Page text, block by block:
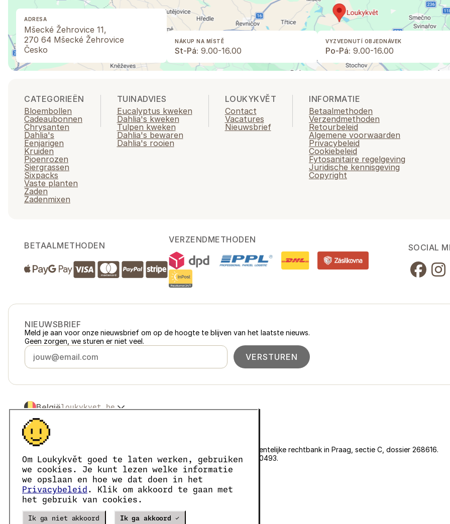
Om Loukykvět goed te laten werken, gebruiken
we cookies. Je kunt lezen welke informatie
we opslaan en hoe we dat doen in het
Privacybeleid . Klik om akkoord te gaan met
het gebruik van cookies.
Ik ga niet akkoord Ik ga akkoord ✓
ADRESA
Mšecké Žehrovice 11,
270 64 Mšecké Žehrovice
Česko
NÁKUP NA MÍSTĚ
St-Pá: 9.00-16.00
VYZVEDNUTÍ OBJEDNÁVEK
Po-Pá: 9.00-16.00
CATEGORIEËN
Bloembollen
Cadeaubonnen
Chrysanten
Dahlia's
Eenjarigen
Kruiden
Pioenrozen
Siergrassen
Sixpacks
Vaste planten
Zaden
Zadenmixen
TUINADVIES
Eucalyptus kweken
Dahlia's kweken
Tulpen kweken
Dahlia's bewaren
Dahlia's rooien
LOUKYKVĚT
Contact
Vacatures
Nieuwsbrief
INFORMATIE
Betaalmethoden
Verzendmethoden
Retourbeleid
Algemene voorwaarden
Privacybeleid
Cookiebeleid
Fytosanitaire regelgeving
Juridische kennisgeving
Copyright
BETAALMETHODEN
VERZENDMETHODEN
SOCIAL
NIEUWSBRIEF
Meld je aan voor onze nieuwsbrief om op de hoogte te blijven van het laatste nieuws.
Geen zorgen, we sturen er niet veel.
VERSTUREN
Belgiëloukykvet.be
Česko
Slovensko
Polskaloukykvet.pl
Österreichloukykvet.at
Deutschlandloukykvet.de
Franceloukykvet.fr
Danmarkloukykvet.dk
Eesti loukykvet.ee
España loukykvet.es
© 2016 →
Loukykvět s.r.o. staat ingeschreven in het handelsregister van de gemeentelijke rechtbank in Praag, sectie C, dossier 268616.
We zijn aangesloten bij het EKO-KOM-systeem onder nummer EKF00180493.
Wij geven plantenpaspoorten af onder registratienummer 0636.
Ons registratienummer is 05663687, het btw-nummer is CZ05663687.
Het ID van de data box is eng827q.
Het EORI-nummer is CZ05663687.
Wij zijn btw-plichtig.
Verze20302 PRODUCTION